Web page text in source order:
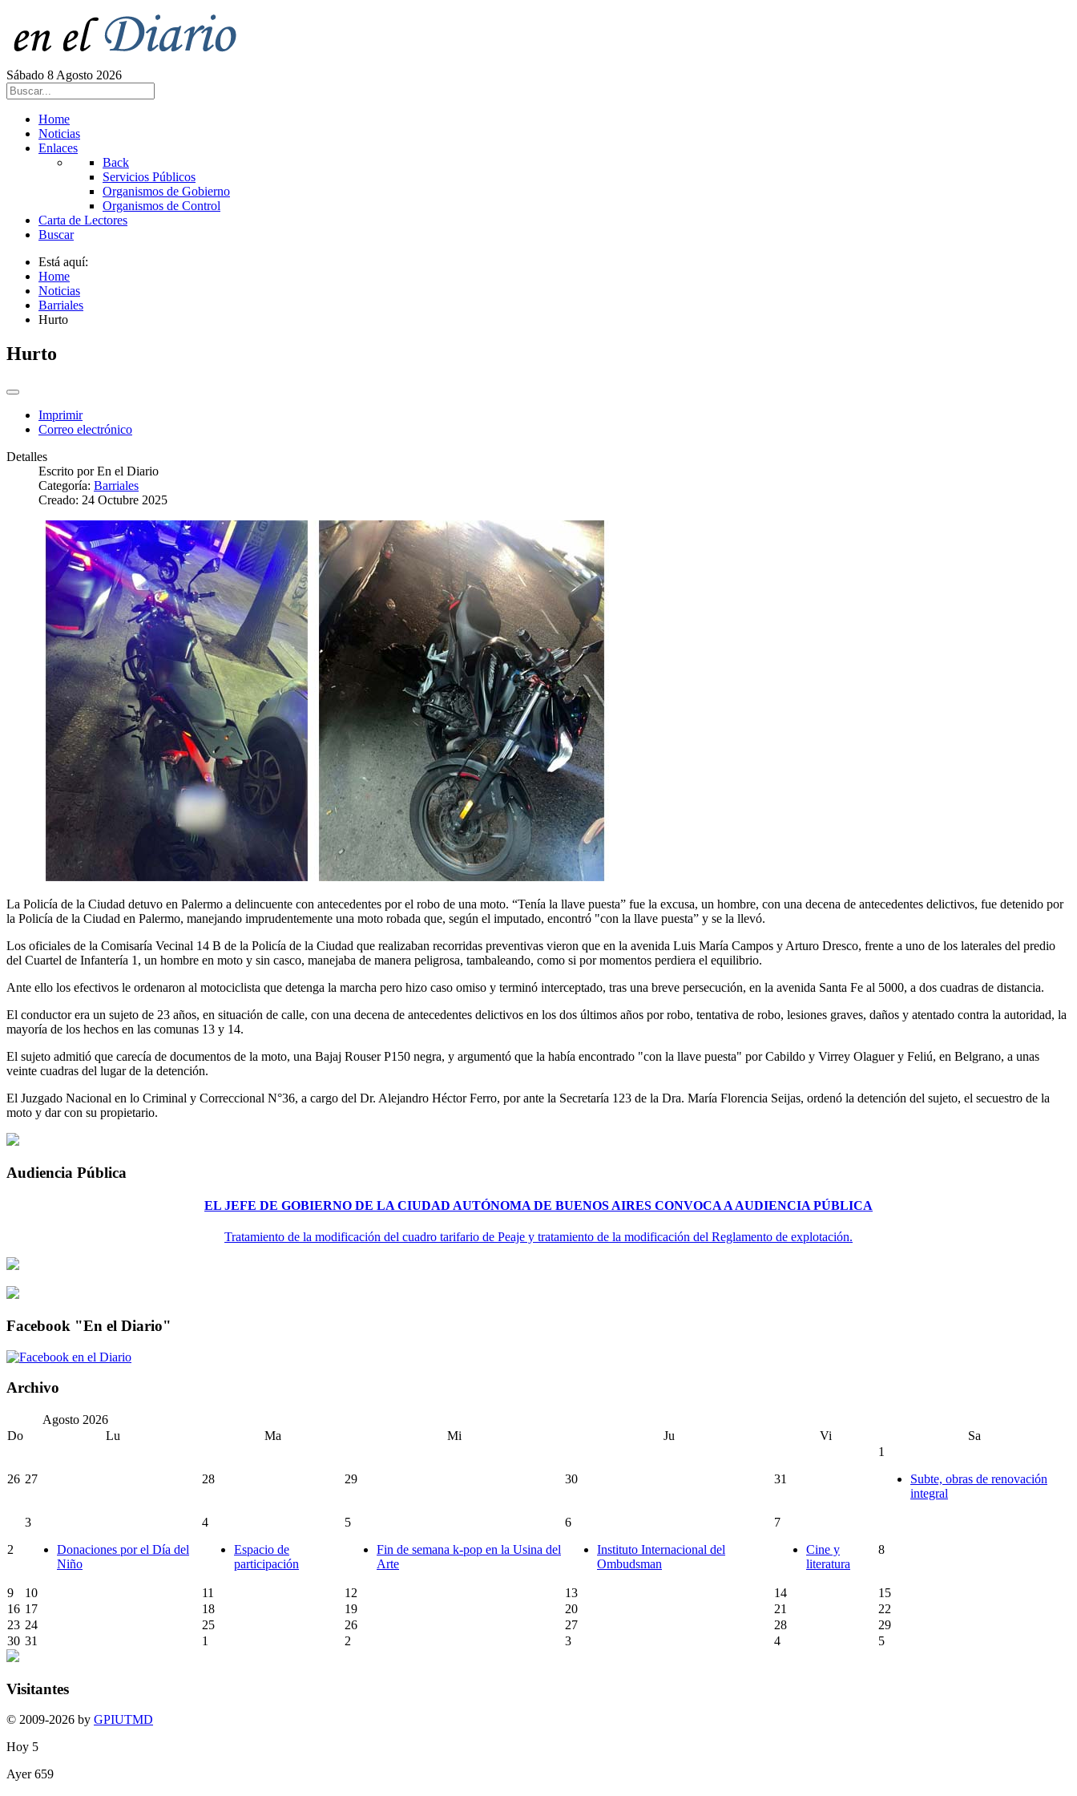
Sábado 8 Agosto 2026
Home
Noticias
Enlaces
Back
Servicios Públicos
Organismos de Gobierno
Organismos de Control
Carta de Lectores
Buscar
Está aquí:
Home
Noticias
Barriales
Hurto
Hurto
Imprimir
Correo electrónico
Detalles
Escrito porEn el Diario
Categoría: Barriales
Creado: 24 Octubre 2025
La Policía de la Ciudad detuvo en Palermo a delincuente con antecedentes por el robo de una moto. “Tenía la llave puesta” fue la excusa, un hombre, con una decena de antecedentes delictivos, fue detenido por
la Policía de la Ciudad en Palermo, manejando imprudentemente una moto robada que, según el imputado, encontró "con la llave puesta” y se la llevó.
Los oficiales de la Comisaría Vecinal 14 B de la Policía de la Ciudad que realizaban recorridas preventivas vieron que en la avenida Luis María Campos y Arturo Dresco, frente a uno de los laterales del predio
del Cuartel de Infantería 1, un hombre en moto y sin casco, manejaba de manera peligrosa, tambaleando, como si por momentos perdiera el equilibrio.
Ante ello los efectivos le ordenaron al motociclista que detenga la marcha pero hizo caso omiso y terminó interceptado, tras una breve persecución, en la avenida Santa Fe al 5000, a dos cuadras de distancia.
El conductor era un sujeto de 23 años, en situación de calle, con una decena de antecedentes delictivos en los dos últimos años por robo, tentativa de robo, lesiones graves, daños y atentado contra la autoridad, la
mayoría de los hechos en las comunas 13 y 14.
El sujeto admitió que carecía de documentos de la moto, una Bajaj Rouser P150 negra, y argumentó que la había encontrado "con la llave puesta" por Cabildo y Virrey Olaguer y Feliú, en Belgrano, a unas
veinte cuadras del lugar de la detención.
El Juzgado Nacional en lo Criminal y Correccional N°36, a cargo del Dr. Alejandro Héctor Ferro, por ante la Secretaría 123 de la Dra. María Florencia Seijas, ordenó la detención del sujeto, el secuestro de la
moto y dar con su propietario.
Audiencia Pública
EL JEFE DE GOBIERNO DE LA CIUDAD AUTÓNOMA DE BUENOS AIRES CONVOCA A AUDIENCIA PÚBLICA
Tratamiento de la modificación del cuadro tarifario de Peaje y tratamiento de la modificación del Reglamento de explotación.
Facebook "En el Diario"
Archivo
Agosto 2026
Do
Lu Ma Mi Ju Vi Sa
26 27 28 29 30 31
1
Subte, obras de renovación
integral
2
3
Donaciones por el Día del
Niño
4
Espacio de
participación
5
Fin de semana k-pop en la Usina del
Arte
6
Instituto Internacional del
Ombudsman
7
Cine y
literatura
8
9 10 11 12 13 14
15
16 17 18 19 20 21
22
23 24 25 26 27 28
29
30 31 1 2 3 4 5
Visitantes
© 2009-2026 by GPIUTMD
Hoy 5
Ayer659